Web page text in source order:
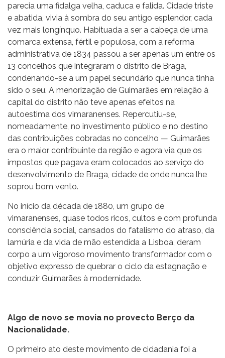
parecia uma fidalga velha, caduca e falida. Cidade triste
e abatida, vivia à sombra do seu antigo esplendor, cada
vez mais longínquo. Habituada a ser a cabeça de uma
comarca extensa, fértil e populosa, com a reforma
administrativa de 1834 passou a ser apenas um entre os
13 concelhos que integraram o distrito de Braga,
condenando-se a um papel secundário que nunca tinha
sido o seu. A menorização de Guimarães em relação à
capital do distrito não teve apenas efeitos na
autoestima dos vimaranenses. Repercutiu-se,
nomeadamente, no investimento público e no destino
das contribuições cobradas no concelho — Guimarães
era o maior contribuinte da região e agora via que os
impostos que pagava eram colocados ao serviço do
desenvolvimento de Braga, cidade de onde nunca lhe
soprou bom vento.
No início da década de 1880, um grupo de
vimaranenses, quase todos ricos, cultos e com profunda
consciência social, cansados do fatalismo do atraso, da
lamúria e da vida de mão estendida a Lisboa, deram
corpo a um vigoroso movimento transformador com o
objetivo expresso de quebrar o ciclo da estagnação e
conduzir Guimarães à modernidade.
Algo de novo se movia no provecto Berço da
Nacionalidade.
O primeiro ato deste movimento de cidadania foi a